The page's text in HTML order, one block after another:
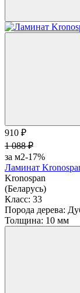
910 ₽
1 088 ₽
за м2-17%
Ламинат
Kronospan
(Беларусь)
Класс: 33
Порода дерева:
Толщина: 10 мм